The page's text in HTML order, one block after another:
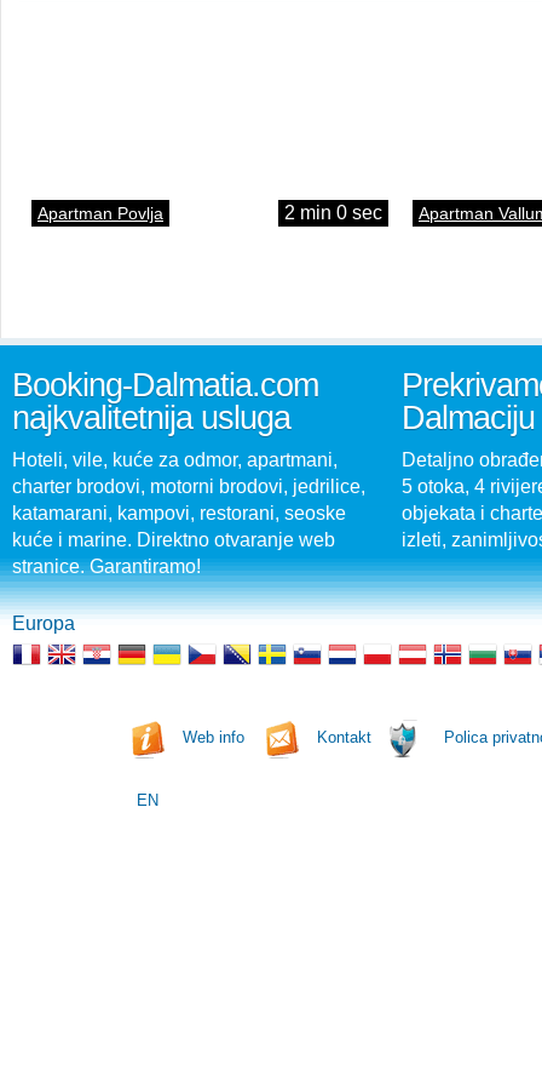
Apartman Povlja 2 min 0 sec Apartman
Booking-Dalmatia.com
najkvalitetnija usluga
Hoteli, vile, kuće za odmor, apartmani,
charter brodovi, motorni brodovi, jedrilice,
katamarani, kampovi, restorani, seoske
kuće i marine. Direktno otvaranje web
stranice. Garantiramo!
Dalmaciju
Detaljno
5 otoka, 4
objekata i
izleti,
Europa
Web info Kontakt Polica
EN